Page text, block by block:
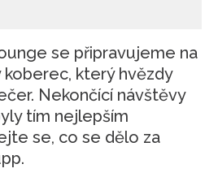
se připravujeme na
který hvězdy
Nekončící návštěvy
tím nejlepším
se, co se dělo za